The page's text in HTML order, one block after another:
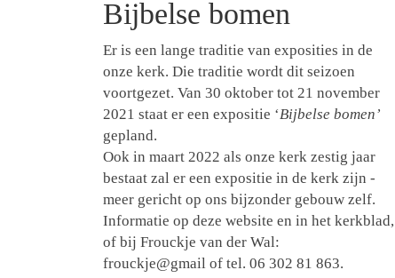
Bijbelse bomen
Er is een lange traditie van exposities in de
onze kerk. Die traditie wordt dit seizoen
voortgezet. Van 30 oktober tot 21 november
2021 staat er een expositie ‘Bijbelse bomen’
gepland.
Ook in maart 2022 als onze kerk zestig jaar
bestaat zal er een expositie in de kerk zijn -
meer gericht op ons bijzonder gebouw zelf.
Informatie op deze website en in het kerkblad,
of bij Frouckje van der Wal:
frouckje@gmail of tel. 06 302 81 863.